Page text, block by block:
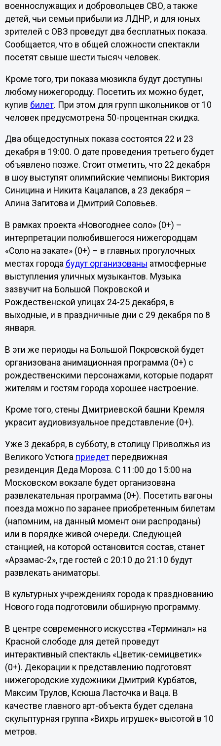
военнослужащих и добровольцев СВО, а также
детей, чьи семьи прибыли из ЛДНР, и для юных
зрителей с ОВЗ проведут два бесплатных показа.
Сообщается, что в общей сложности спектакли
посетят свыше шести тысяч человек.
Кроме того, три показа мюзикла будут доступны
любому нижегородцу. Посетить их можно будет,
купив билет. При этом для групп школьников от 10
человек предусмотрена 50-процентная скидка.
Два общедоступных показа состоятся 22 и 23
декабря в 19:00. О дате проведения третьего будет
объявлено позже. Стоит отметить, что 22 декабря
в шоу выступят олимпийские чемпионы Виктория
Синицина и Никита Кацалапов, а 23 декабря –
Алина Загитова и Дмитрий Соловьев.
В рамках проекта «Новогоднее соло» (0+) –
интерпретации полюбившегося нижегородцам
«Соло на закате» (0+) – в главных прогулочных
местах города будут организованы атмосферные
выступления уличных музыкантов. Музыка
зазвучит на Большой Покровской и
Рождественской улицах 24-25 декабря, в
выходные, и в праздничные дни с 29 декабря по 8
января.
В эти же периоды на Большой Покровской будет
организована анимационная программа (0+) с
рождественскими персонажами, которые подарят
жителям и гостям города хорошее настроение.
Кроме того, стены Дмитриевской башни Кремля
украсит аудиовизуальное представление (0+).
Уже 3 декабря, в субботу, в столицу Приволжья из
Великого Устюга приедетпередвижная
резиденция Деда Мороза. С 11:00 до 15:00 на
Московском вокзале будет организована
развлекательная программа (0+). Посетить вагоны
поезда можно по заранее приобретенным билетам
(напомним, на данный момент они распроданы)
или в порядке живой очереди. Следующей
станцией, на которой остановится состав, станет
«Арзамас-2», где гостей с 20:10 до 21:10 будут
развлекать аниматоры.
В культурных учреждениях города к празднованию
Нового года подготовили обширную программу.
В центре современного искусства «Терминал» на
Красной слободе для детей проведут
интерактивный спектакль «Цветик-семицветик»
(0+). Декорации к представлению подготовят
нижегородские художники Дмитрий Курбатов,
Максим Трулов, Ксюша Ласточка и Ваца. В
качестве главного арт-объекта будет сделана
скульптурная группа «Вихрь игрушек» высотой в 10
метров.